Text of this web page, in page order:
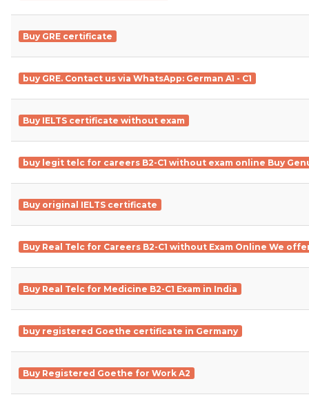
Buy GRE certificate
buy GRE. Contact us via WhatsApp: German A1 - C1
Buy IELTS certificate without exam
buy legit telc for careers B2-C1 without exam online Buy
Buy original IELTS certificate
Buy Real Telc for Careers B2-C1 without Exam Online We
Buy Real Telc for Medicine B2-C1 Exam in India
buy registered Goethe certificate in Germany
Buy Registered Goethe for Work A2